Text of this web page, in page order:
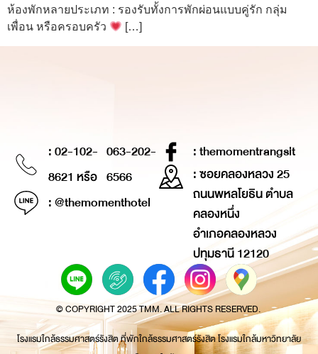
ห้องพักหลายประเภท : รองรับทั้งการพักผ่อนแบบคู่รัก กลุ่ม
เพื่อน หรือครอบครัว
[…]
: 02-102-
8621 หรือ
063-202-
6566
: @themomenthotel
: themomentrangsit
: ซอยคลองหลวง 25
ถนนพหลโยธิน ตำบล
คลองหนึ่ง
อำเภอคลองหลวง
ปทุมธานี 12120
© COPYRIGHT 2025 TMM. ALL RIGHTS RESERVED.
โรงแรมใกล้ธรรมศาสตร์รังสิต ที่พักใกล้ธรรมศาสตร์รังสิต โรงแรมใกล้มหาวิทยาลัย